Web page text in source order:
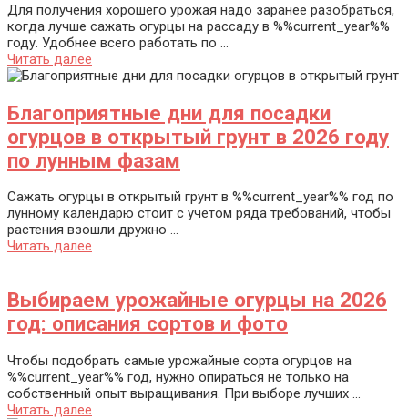
Для получения хорошего урожая надо заранее разобраться,
когда лучше сажать огурцы на рассаду в %%current_year%%
году. Удобнее всего работать по ...
Читать далее
Благоприятные дни для посадки
огурцов в открытый грунт в 2026 году
по лунным фазам
Сажать огурцы в открытый грунт в %%current_year%% год по
лунному календарю стоит с учетом ряда требований, чтобы
растения взошли дружно ...
Читать далее
Выбираем урожайные огурцы на 2026
год: описания сортов и фото
Чтобы подобрать самые урожайные сорта огурцов на
%%current_year%% год, нужно опираться не только на
собственный опыт выращивания. При выборе лучших ...
Читать далее